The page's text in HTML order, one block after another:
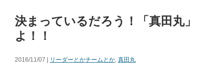
決まっているだろう！「真田丸」
よ！！
2016/11/07 | リーダーとかチームとか, 真田丸